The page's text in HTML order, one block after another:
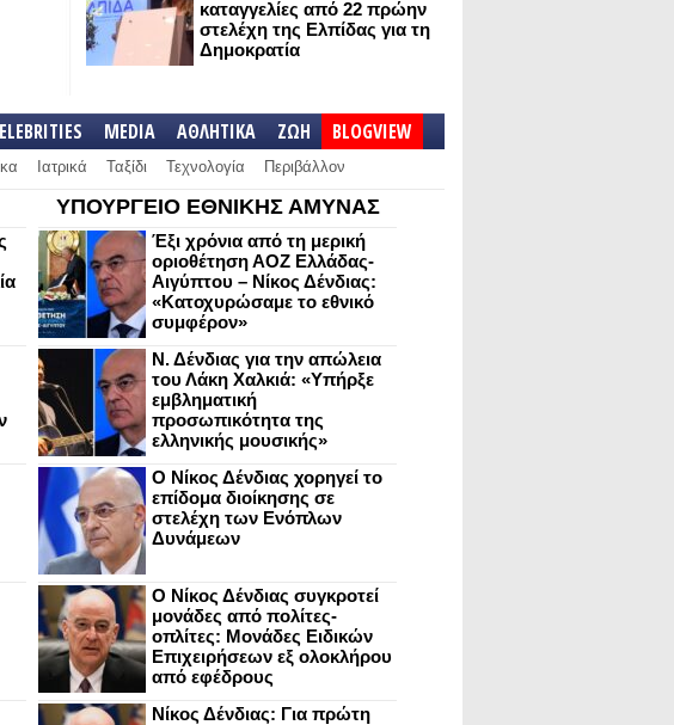
καταγγελίες από 22 πρώην
στελέχη της Ελπίδας για τη
Δημοκρατία
MEDIA ΑΘΛΗΤΙΚΑ ΖΩΗ BLOGVIEW
Ιατρικά Ταξίδι Τεχνολογία Περιβάλλον
ΥΠΟΥΡΓΕΙΟ ΕΘΝΙΚΗΣ ΑΜΥΝΑΣ
Έξι χρόνια από τη μερική
οριοθέτηση ΑΟΖ Ελλάδας-
Αιγύπτου – Νίκος Δένδιας:
«Κατοχυρώσαμε το εθνικό
συμφέρον»
Ν. Δένδιας για την απώλεια
του Λάκη Χαλκιά: «Υπήρξε
εμβληματική
προσωπικότητα της
ελληνικής μουσικής»
Ο Νίκος Δένδιας χορηγεί το
επίδομα διοίκησης σε
στελέχη των Ενόπλων
Δυνάμεων
Ο Νίκος Δένδιας συγκροτεί
μονάδες από πολίτες-
οπλίτες: Μονάδες Ειδικών
Επιχειρήσεων εξ ολοκλήρου
από εφέδρους
Νίκος Δένδιας: Για πρώτη